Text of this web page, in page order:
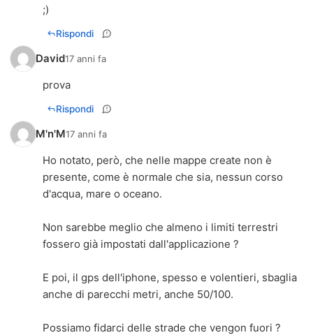
;)
Rispondi
David17 anni fa
prova
Rispondi
M'n'M17 anni fa
Ho notato, però, che nelle mappe create non è
presente, come è normale che sia, nessun corso
d'acqua, mare o oceano.
Non sarebbe meglio che almeno i limiti terrestri
fossero già impostati dall'applicazione ?
E poi, il gps dell'iphone, spesso e volentieri, sbaglia
anche di parecchi metri, anche 50/100.
Possiamo fidarci delle strade che vengon fuori ?